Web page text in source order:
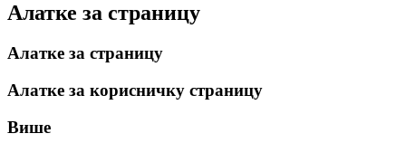
Алатке за страницу
Алатке за страницу
Алатке за корисничку страницу
Више